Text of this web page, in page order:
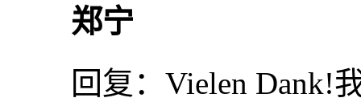
郑宁
回复： Vielen Dank!